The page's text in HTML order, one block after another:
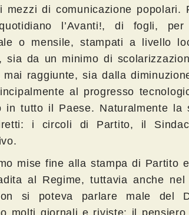
mezzi di comunicazione popolari.
l’Avanti!, di fogli,
o mensile, stampati a livello
sia da un minimo di
mai raggiunte, sia dalla
al progresso
in tutto il Paese. Naturalmente la
i circoli di Partito, il
mise fine alla stampa di Partito
al Regime, tuttavia anche
si poteva parlare male del